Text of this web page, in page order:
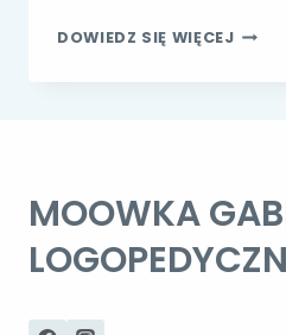
DOWIEDZ SIĘ WIĘCEJJAK
MOOWKA